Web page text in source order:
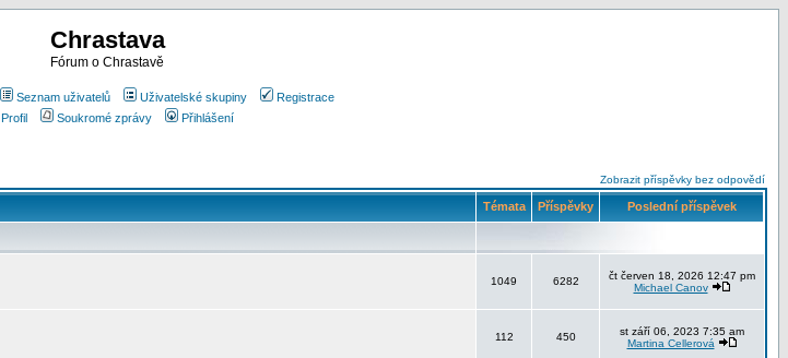
Chrastava
Fórum o Chrastavě
Seznam uživatelů Uživatelské skupiny
Registrace
Profil
Soukromé zprávy Přihlášení
Zobrazit příspěvky bez odpovědí
Témata Příspěvky Poslední příspěvek
1049 6282
čt červen 18, 2026 12:47 pm
Michael Canov
112 450
st září 06, 2023 7:35 am
Martina Cellerová